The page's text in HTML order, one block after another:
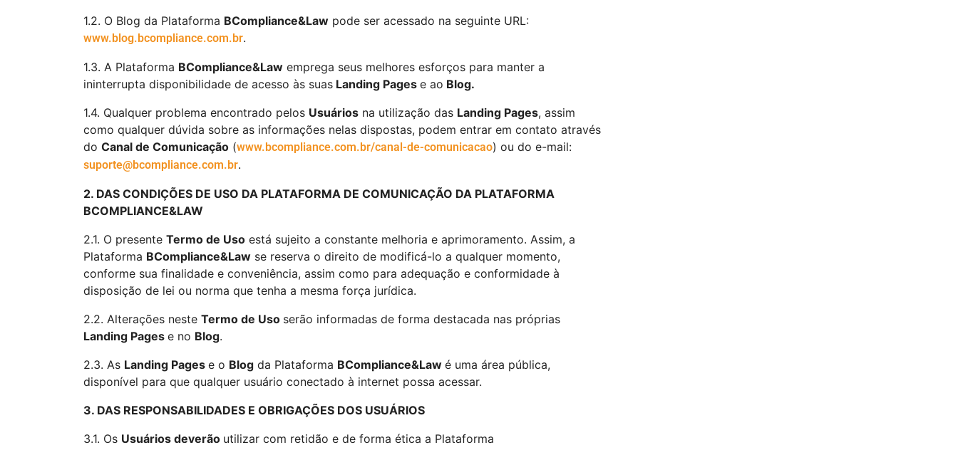
1.2. O Blog da Plataforma BCompliance&Law pode ser acessado na seguinte URL:
www.blog.bcompliance.com.br.
1.3. A Plataforma BCompliance&Law emprega seus melhores esforços para manter a
ininterrupta disponibilidade de acesso às suas Landing Pages e ao Blog.
1.4. Qualquer problema encontrado pelos Usuários na utilização das Landing Pages, assim
como qualquer dúvida sobre as informações nelas dispostas, podem entrar em contato através
do Canal de Comunicação (www.bcompliance.com.br/canal-de-comunicacao) ou do e-mail:
suporte@bcompliance.com.br.
2. DAS CONDIÇÕES DE USO DA PLATAFORMA DE COMUNICAÇÃO DA PLATAFORMA
BCOMPLIANCE&LAW
2.1. O presente Termo de Uso está sujeito a constante melhoria e aprimoramento. Assim, a
Plataforma BCompliance&Law se reserva o direito de modificá-lo a qualquer momento,
conforme sua finalidade e conveniência, assim como para adequação e conformidade à
disposição de lei ou norma que tenha a mesma força jurídica.
2.2. Alterações neste Termo de Uso serão informadas de forma destacada nas próprias
Landing Pages e no Blog.
2.3. As Landing Pages e o Blog da Plataforma BCompliance&Law é uma área pública,
disponível para que qualquer usuário conectado à internet possa acessar.
3. DAS RESPONSABILIDADES E OBRIGAÇÕES DOS USUÁRIOS
3.1. Os Usuários deverão utilizar com retidão e de forma ética a Plataforma